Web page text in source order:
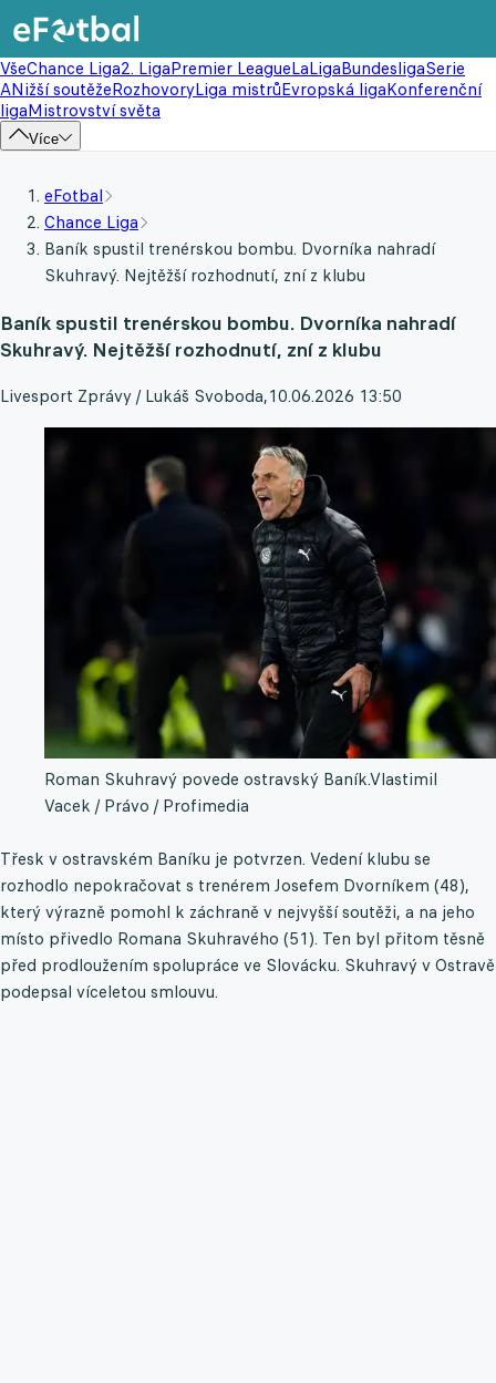
VšeChance Liga2. LigaPremier LeagueLaLigaBundesligaSerie
ANižší soutěžeRozhovoryLiga mistrůEvropská ligaKonferenční
ligaMistrovství světa
Více
eFotbal
Chance Liga
Baník spustil trenérskou bombu. Dvorníka nahradí
Skuhravý. Nejtěžší rozhodnutí, zní z klubu
Baník spustil trenérskou bombu. Dvorníka nahradí
Skuhravý. Nejtěžší rozhodnutí, zní z klubu
Livesport Zprávy / Lukáš Svoboda,10.06.2026 13:50
Roman Skuhravý povede ostravský Baník.Vlastimil
Vacek / Právo / Profimedia
Třesk v ostravském Baníku je potvrzen. Vedení klubu se
rozhodlo nepokračovat s trenérem Josefem Dvorníkem (48),
který výrazně pomohl k záchraně v nejvyšší soutěži, a na jeho
místo přivedlo Romana Skuhravého (51). Ten byl přitom těsně
před prodloužením spolupráce ve Slovácku. Skuhravý v Ostravě
podepsal víceletou smlouvu.